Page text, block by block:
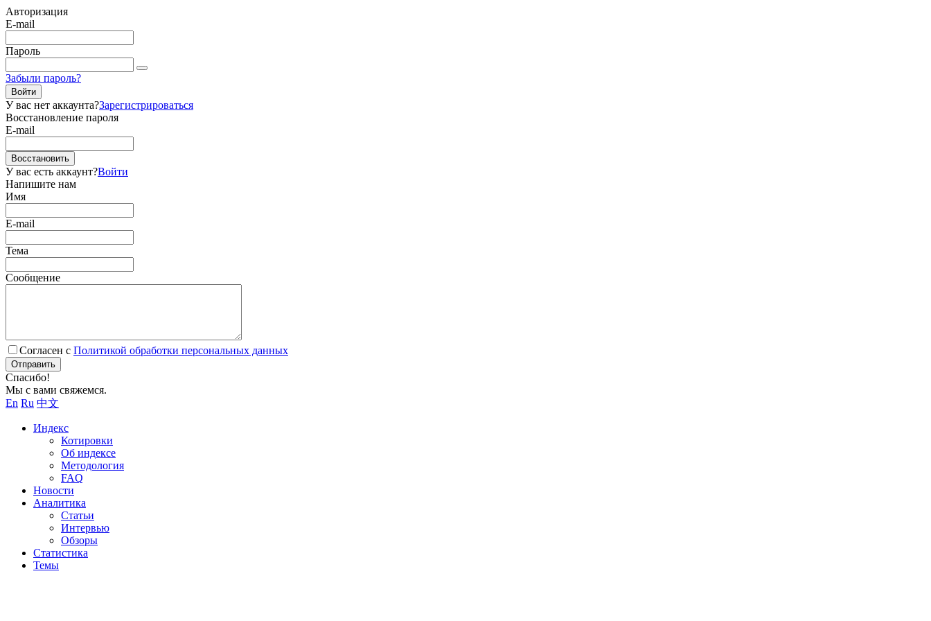
Авторизация
E-mail
Пароль
Забыли пароль?
Войти
У вас нет аккаунта?Зарегистрироваться
Восстановление пароля
E-mail
Восстановить
У вас есть аккаунт?Войти
Напишите нам
Имя
E-mail
Тема
Сообщение
Согласен с Политикой обработки персональных данных
Отправить
Спасибо!
Мы с вами свяжемся.
En Ru 中文
Индекс
Котировки
Об индексе
Методология
FAQ
Новости
Аналитика
Статьи
Интервью
Обзоры
Статистика
Темы